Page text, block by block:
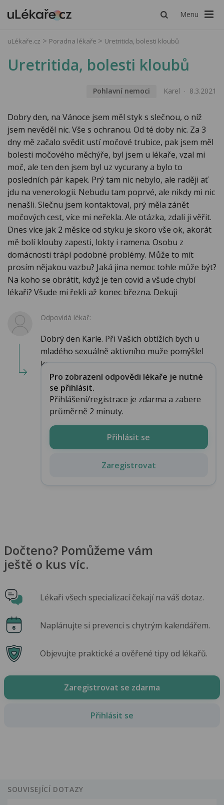
Menu
uLékaře.cz Poradna lékaře Uretritida, bolesti kloubů
Uretritida, bolesti kloubů
Pohlavní nemoci Karel 8.3.2021
Dobry den, na Vánoce jsem měl styk s slečnou, o níž
jsem nevěděl nic. Vše s ochranou. Od té doby nic. Za 3
dny mě začalo svědit ustí močové trubice, pak jsem měl
bolesti močového měchýře, byl jsem u lékaře, vzal mi
moč, ale ten den jsem byl uz vycurany a bylo to
posledních pár kapek. Prý tam nic nebylo, ale raději ať
jdu na venerologii. Nebudu tam poprvé, ale nikdy mi nic
nenašli. Slečnu jsem kontaktoval, prý měla zánět
močových cest, více mi neřekla. Ale otázka, zdali ji věřit.
Dnes více jak 2 měsíce od styku je skoro vše ok, akorát
mě bolí klouby zapesti, lokty i ramena. Osobu z
domácnosti trápí podobné problémy. Může to mít
prosím nějakou vazbu? Jaká jina nemoc tohle může být?
Na koho se obrátit, když je ten covid a všude chybí
lékaři? Všude mi řekli až konec března. Dekuji
Odpovídá lékař:
Dobrý den Karle. Při Vašich obtížích bych u
mladého sexuálně aktivního muže pomýšlel
kr...
Pro zobrazení odpovědi lékaře je nutné
se přihlásit.
Přihlášení/registrace je zdarma a zabere
průměrně 2 minuty.
Přihlásit se
Zaregistrovat
Dočteno? Pomůžeme vám
ještě o kus víc.
Lékaři všech specializací čekají na váš dotaz.
Naplánujte si prevenci s chytrým kalendářem.
Objevujte praktické a ověřené tipy od lékařů.
Zaregistrovat se zdarma
Přihlásit se
SOUVISEJÍCÍ DOTAZY